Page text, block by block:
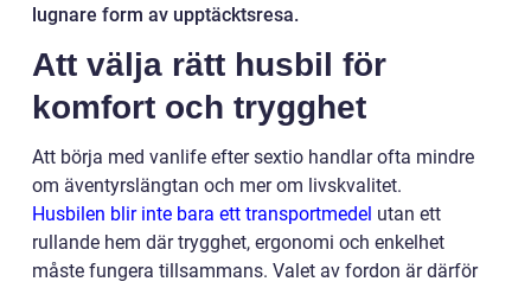
lugnare form av upptäcktsresa.
Att välja rätt husbil för
komfort och trygghet
Att börja med vanlife efter sextio handlar ofta mindre
om äventyrslängtan och mer om livskvalitet.
Husbilen blir inte bara ett transportmedel utan ett
rullande hem där trygghet, ergonomi och enkelhet
måste fungera tillsammans. Valet av fordon är därför